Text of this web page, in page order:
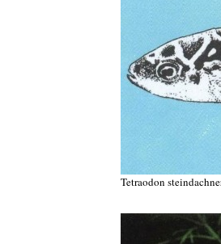
Tetraodon